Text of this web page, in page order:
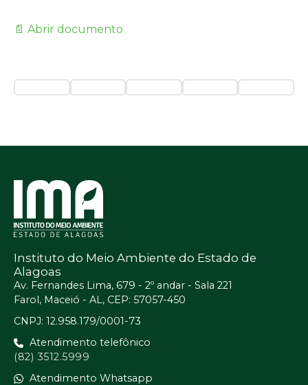
📄 Abrir documento
Instituto do Meio Ambiente do Estado de
Alagoas
Av. Fernandes Lima, 679 - 2º andar - Sala 221
Farol, Maceió - AL, CEP: 57057-450
CNPJ: 12.958.179/0001-73
Atendimento telefônico
(82) 3512.5999
Atendimento Whatsapp